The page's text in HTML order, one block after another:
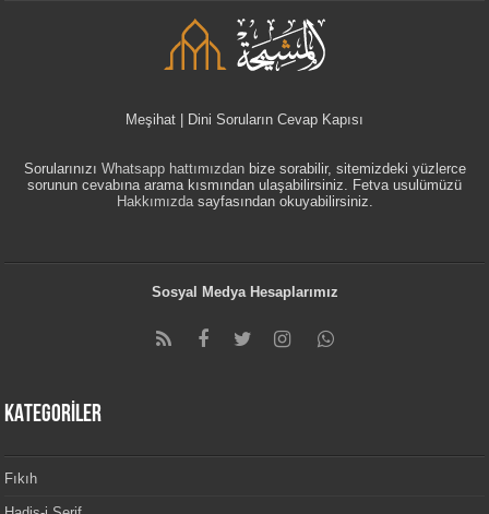
Meşihat | Dini Soruların Cevap Kapısı
Sorularınızı Whatsapp hattımızdanbize sorabilir, sitemizdeki yüzlerce
sorunun cevabına arama kısmından ulaşabilirsiniz. Fetva usulümüzü
Hakkımızdasayfasından okuyabilirsiniz.
Sosyal Medya Hesaplarımız
KATEGORİLER
Fıkıh